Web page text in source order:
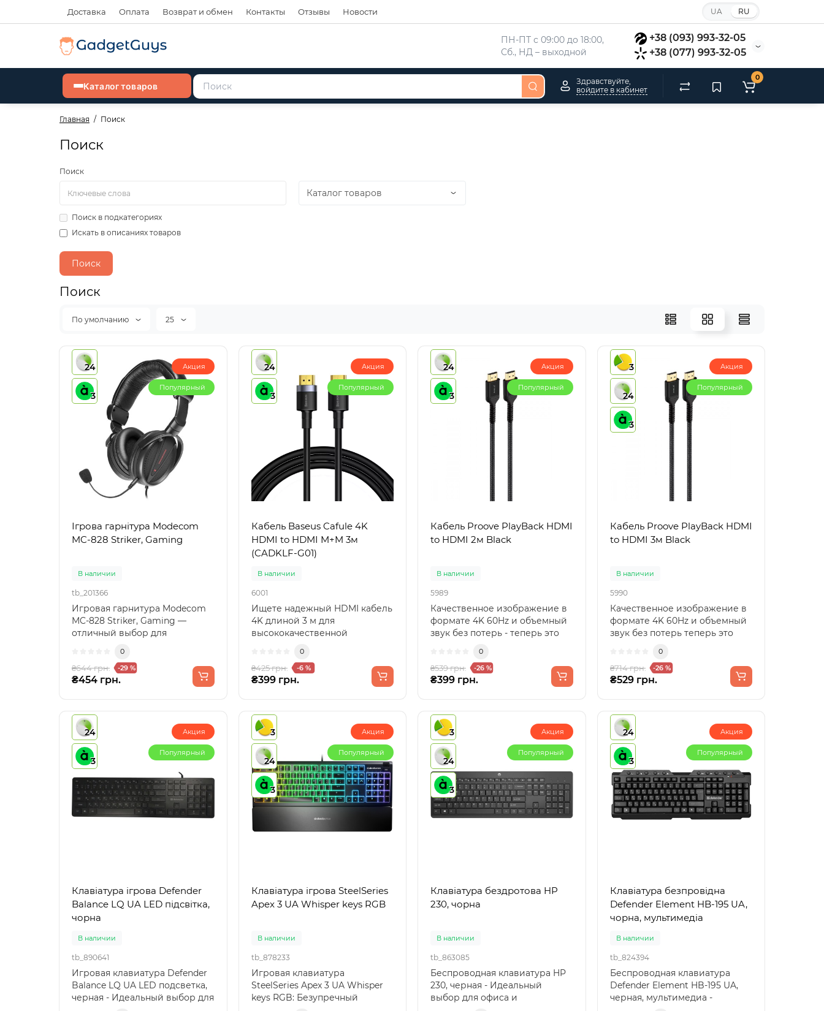
Доставка Оплата Возврат и обмен Контакты Отзывы Новости UA RU
ПН-ПТ с 09:00 до 18:00,
Сб., НД – выходной
+38 (093) 993-32-05
+38 (077) 993-32-05
Каталог товаров
Здравствуйте,
войдите в кабинет
0
Главная Поиск
Поиск
Поиск
Поиск в подкатегориях
Искать в описаниях товаров
Поиск
По умолчанию 25
24
3
Акция
Популярный
Ігрова гарнітура Modecom
MC-828 Striker, Gaming
В наличии
tb_201366
Игровая гарнитура Modecom
MC-828 Striker, Gaming —
отличный выбор для
0
₴644 грн. -29 %
₴454 грн.
24
3
Акция
Популярный
Кабель Baseus Cafule 4K
HDMI to HDMI M+M 3м
(CADKLF-G01)
В наличии
6001
Ищете надежный HDMI кабель
4K длиной 3 м для
высококачественной
Baseus Caful..
0
₴425 грн. -6 %
₴399 грн.
24
3
Акция
Популярный
Кабель Proove PlayBack HDMI
to HDMI 2м Black
В наличии
5989
Качественное изображение в
формате 4K 60Hz и объемный
звук без потерь - теперь это
0
₴539 грн. -26 %
₴399 грн.
3
24
3
Акция
Популярный
Кабель Proove PlayBack HDMI
to HDMI 3м Black
В наличии
5990
Качественное изображение в
формате 4K 60Hz и объемный
звук без потерь теперь это
0
₴714 грн. -26 %
₴529 грн.
24
3
Акция
Популярный
Клавіатура ігрова Defender
Balance LQ UA LED підсвітка,
чорна
В наличии
tb_890641
Игровая клавиатура Defender
Balance LQ UA LED подсветка,
черная - Идеальный выбор для
3
24
3
Акция
Популярный
Клавіатура ігрова SteelSeries
Apex 3 UA Whisper keys RGB
В наличии
tb_878233
Игровая клавиатура
SteelSeries Apex 3 UA Whisper
keys RGB: Безупречный
3
24
3
Акция
Популярный
Клавіатура бездротова HP
230, чорна
В наличии
tb_863085
Беспроводная клавиатура HP
230, черная - Идеальный
выбор для офиса и
24
3
Акция
Популярный
Клавіатура безпровідна
Defender Element HB-195 UA,
чорна, мультимедіа
В наличии
tb_824394
Беспроводная клавиатура
Defender Element HB-195 UA,
черная, мультимедиа -